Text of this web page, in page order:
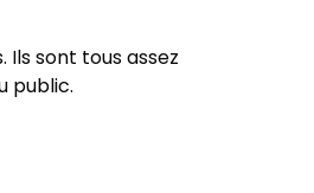
Ils sont tous assez
public.